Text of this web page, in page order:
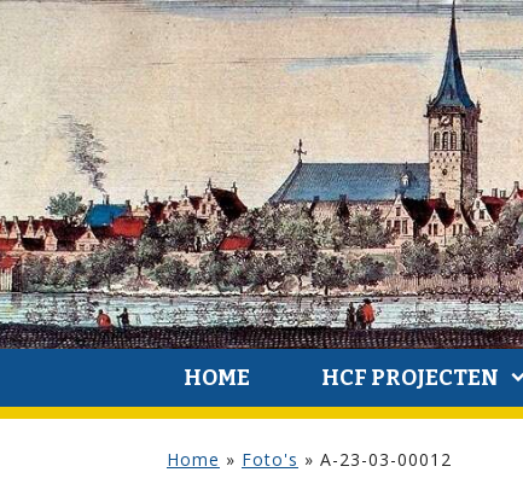
HOME HCF PROJECTEN
Home » Foto's » A-23-03-00012